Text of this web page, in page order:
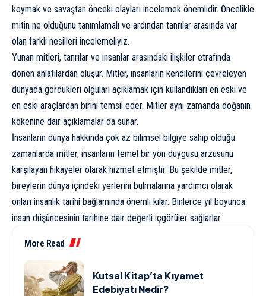
koymak ve savaştan önceki olayları incelemek önemlidir. Öncelikle
mitin ne olduğunu tanımlamalı ve ardından tanrılar arasında var
olan farklı nesilleri incelemeliyiz.
Yunan mitleri, tanrılar ve insanlar arasındaki ilişkiler etrafında
dönen anlatılardan oluşur. Mitler, insanların kendilerini çevreleyen
dünyada gördükleri olguları açıklamak için kullandıkları en eski ve
en eski araçlardan birini temsil eder. Mitler aynı zamanda doğanın
kökenine dair açıklamalar da sunar.
İnsanların dünya hakkında çok az bilimsel bilgiye sahip olduğu
zamanlarda mitler, insanların temel bir yön duygusu arzusunu
karşılayan hikayeler olarak hizmet etmiştir. Bu şekilde mitler,
bireylerin dünya içindeki yerlerini bulmalarına yardımcı olarak
onları insanlık tarihi bağlamında önemli kılar. Binlerce yıl boyunca
insan düşüncesinin tarihine dair değerli içgörüler sağlarlar.
More Read
Kutsal Kitap’ta Kıyamet
Edebiyatı Nedir?